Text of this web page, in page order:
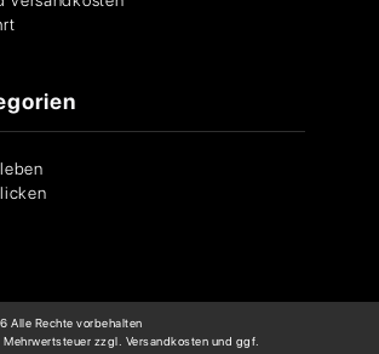
Alle Rechte vorbehalten
zzgl. Versandkosten und ggf.